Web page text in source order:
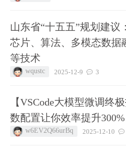
山东省“十五五”规划建议
芯片、算法、多模态数据
等技术
wqustc 2025-12-9 3
【VSCode大模型微调终
数配置让你效率提升300%
w6EV2Q66urBq 2025-12-10